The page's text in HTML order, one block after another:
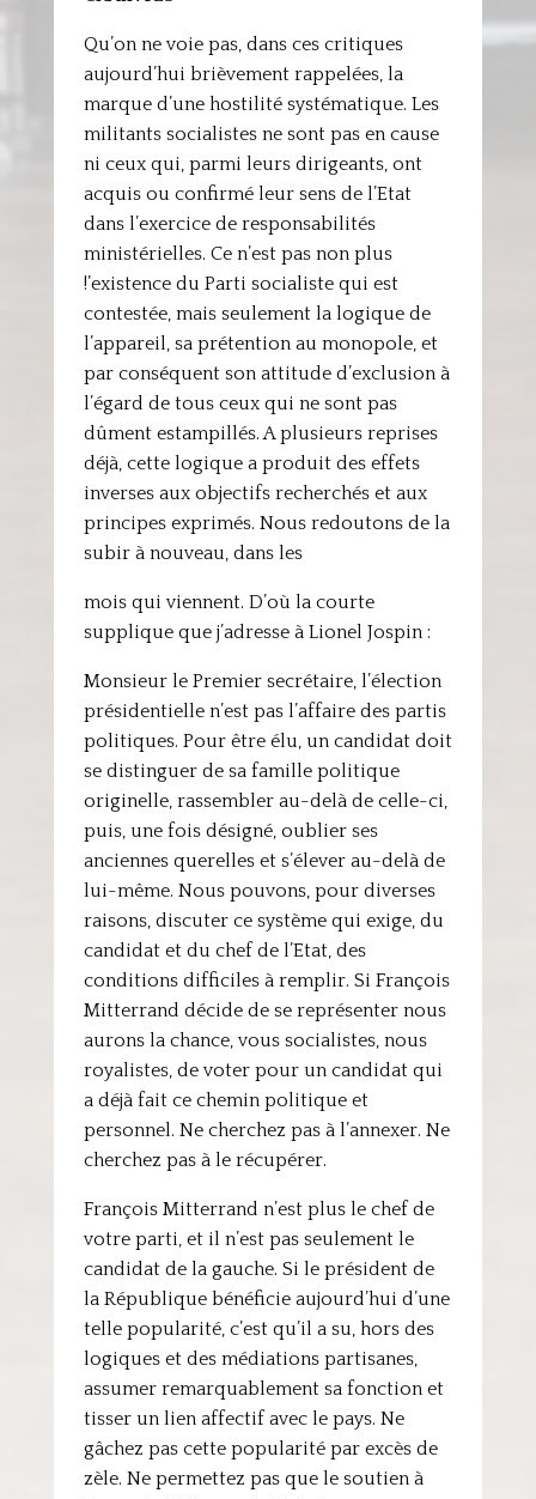
Qu’on ne voie pas, dans ces critiques
aujourd’hui brièvement rappelées, la
marque d’une hostilité systématique. Les
militants socialistes ne sont pas en cause
ni ceux qui, parmi leurs dirigeants, ont
acquis ou confirmé leur sens de l’Etat
dans l’exercice de responsabilités
ministérielles. Ce n’est pas non plus
!’existence du Parti socialiste qui est
contestée, mais seulement la logique de
l’appareil, sa prétention au monopole, et
par conséquent son attitude d’exclusion à
l’égard de tous ceux qui ne sont pas
dûment estampillés. A plusieurs reprises
déjà, cette logique a produit des effets
inverses aux objectifs recherchés et aux
principes exprimés. Nous redoutons de la
subir à nouveau, dans les
mois qui viennent. D’où la courte
supplique que j’adresse à Lionel Jospin :
Monsieur le Premier secrétaire, l’élection
présidentielle n’est pas l’affaire des partis
politiques. Pour être élu, un candidat doit
se distinguer de sa famille politique
originelle, rassembler au-delà de celle-ci,
puis, une fois désigné, oublier ses
anciennes querelles et s’élever au-delà de
lui-même. Nous pouvons, pour diverses
raisons, discuter ce système qui exige, du
candidat et du chef de l’Etat, des
conditions difficiles à remplir. Si François
Mitterrand décide de se représenter nous
aurons la chance, vous socialistes, nous
royalistes, de voter pour un candidat qui
a déjà fait ce chemin politique et
personnel. Ne cherchez pas à l’annexer. Ne
cherchez pas à le récupérer.
François Mitterrand n’est plus le chef de
votre parti, et il n’est pas seulement le
candidat de la gauche. Si le président de
la République bénéficie aujourd’hui d’une
telle popularité, c’est qu’il a su, hors des
logiques et des médiations partisanes,
assumer remarquablement sa fonction et
tisser un lien affectif avec le pays. Ne
gâchez pas cette popularité par excès de
zèle. Ne permettez pas que le soutien à